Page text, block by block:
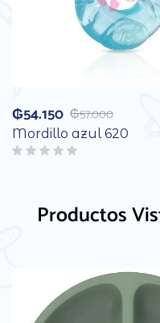
₲57.000
₲54.150
Mordillo azul 620
Productos